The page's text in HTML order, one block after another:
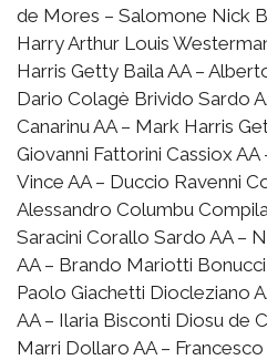
de Mores – Salomone Nick
Harry Arthur Louis
Harris Getty Baila AA –
Dario Colagè Brivido Sardo
Canarinu AA – Mark Harris
Giovanni Fattorini Cassiox
Vince AA – Duccio Ravenni
Alessandro Columbu
Saracini Corallo Sardo AA –
AA – Brando Mariotti
Paolo Giachetti Diocleziano
AA – Ilaria Bisconti Diosu de
Marri Dollaro AA –